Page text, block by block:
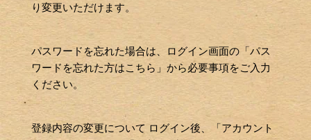
り変更いただけます。
パスワードを忘れた場合は、ログイン画面の「パス
ワードを忘れた方はこちら」から必要事項をご入力
ください。
登録内容の変更について ログイン後、「アカウント